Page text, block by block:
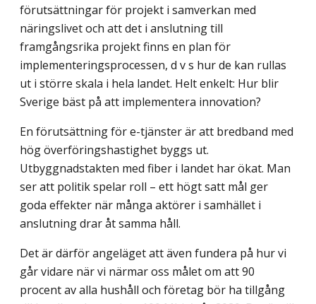
förutsättningar för projekt i samverkan med
näringslivet och att det i anslutning till
framgångsrika projekt finns en plan för
implementeringsprocessen, d v s hur de kan rullas
ut i större skala i hela landet. Helt enkelt: Hur blir
Sverige bäst på att implementera innovation?
En förutsättning för e-tjänster är att bredband med
hög överföringshastighet byggs ut.
Utbyggnadstakten med fiber i landet har ökat. Man
ser att politik spelar roll – ett högt satt mål ger
goda effekter när många aktörer i samhället i
anslutning drar åt samma håll.
Det är därför angeläget att även fundera på hur vi
går vidare när vi närmar oss målet om att 90
procent av alla hushåll och företag bör ha tillgång